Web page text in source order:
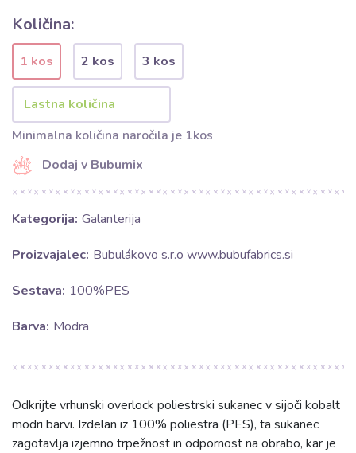
Količina:
1 kos 2 kos 3 kos
Minimalna količina naročila je 1kos
Dodaj v Bubumix
Kategorija: Galanterija
Proizvajalec: Bubulákovo s.r.o www.bubufabrics.si
Sestava: 100%PES
Barva: Modra
Odkrijte vrhunski overlock poliestrski sukanec v sijoči kobalt
modri barvi. Izdelan iz 100% poliestra (PES), ta sukanec
zagotavlja izjemno trpežnost in odpornost na obrabo, kar je